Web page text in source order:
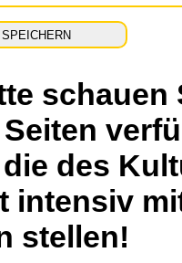
des
intensiv
stellen!